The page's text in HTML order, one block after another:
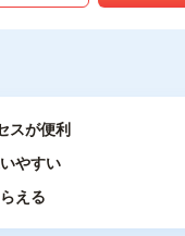
スが便利
やすい
える